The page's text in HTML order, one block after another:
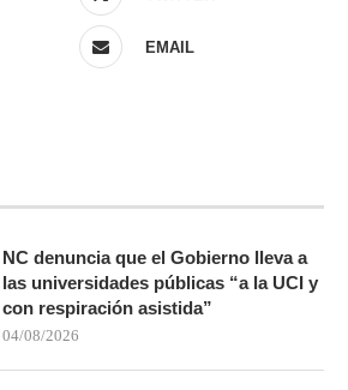
EMAIL
NC denuncia que el Gobierno lleva a
las universidades públicas “a la UCI y
con respiración asistida”
04/08/2026